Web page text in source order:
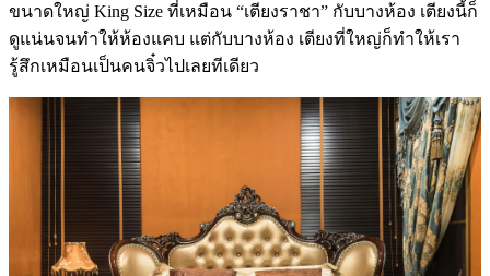
ขนาดใหญ่ King Size ที่เหมือน “เตียงราชา” กับบางห้อง เตียงนี้ก็
ดูแน่นจนทำให้ห้องแคบ แต่กับบางห้อง เตียงที่ใหญ่ก็ทำให้เรา
รู้สึกเหมือนเป็นคนจิ๋วไปเลยทีเดียว